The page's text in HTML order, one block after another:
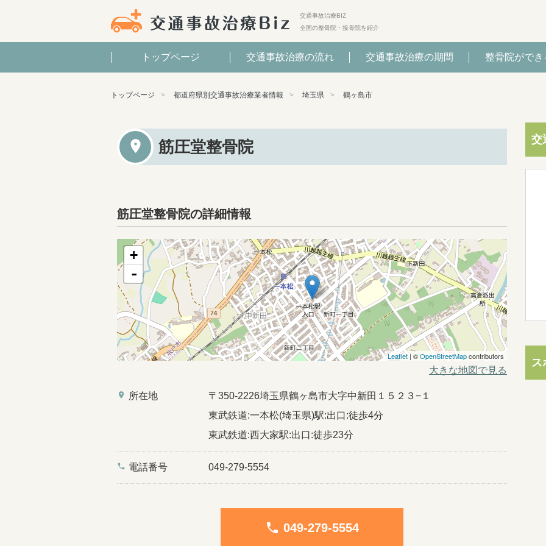
交通事故治療BIZ
全国の整骨院・接骨院を紹介
トップページ 交通事故治療の流れ 交通事故治療の期間 整骨院ができ
トップページ 都道府県別交通事故治療業者情報 埼玉県 鶴ヶ島市
筋圧堂整骨院
筋圧堂整骨院の詳細情報
+
-
Leaflet | ©OpenStreetMapcontributors
大きな地図で見る
place 所在地
〒350-2226埼玉県鶴ヶ島市大字中新田１５２３−１
東武鉄道:一本松(埼玉県)駅:出口:徒歩4分
東武鉄道:西大家駅:出口:徒歩23分
phone 電話番号 049-279-5554
phone 049-279-5554
交
ス